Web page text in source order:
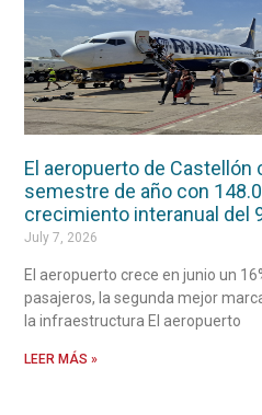
El aeropuerto de
semestre de año con
crecimiento interanual del
July 7, 2026
El aeropuerto crece en junio un
pasajeros, la segunda mejor
la infraestructura El aeropuerto
LEER MÁS »